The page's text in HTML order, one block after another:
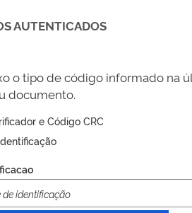
AUTENTICADOS
o tipo de código informado na
documento.
e Código CRC